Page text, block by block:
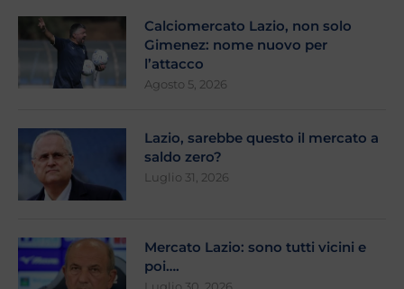
Calciomercato Lazio, non solo
Gimenez: nome nuovo per
l’attacco
Agosto 5, 2026
Lazio, sarebbe questo il mercato a
saldo zero?
Luglio 31, 2026
Mercato Lazio: sono tutti vicini e
poi….